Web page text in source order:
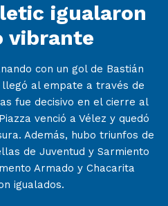
igualaron
vibrante
con un gol de Bastián
al empate a través de
fue decisivo en el cierre al
venció a Vélez y quedó
Además, hubo triunfos de
de Juventud y Sarmiento
Armado y Chacarita
igualados.